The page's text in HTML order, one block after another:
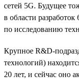
сетей 5G. Будущее
в области
по исследованию
Крупное R&D-
технологий)
20 лет, и сейчас оно